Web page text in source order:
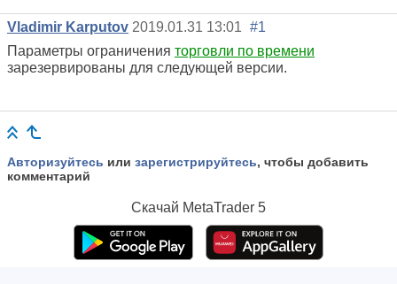
Vladimir Karputov 2019.01.31 13:01 #1
Параметры ограничения торговли по времени
зарезервированы для следующей версии.
Авторизуйтесь или зарегистрируйтесь, чтобы добавить
комментарий
Скачай MetaTrader 5